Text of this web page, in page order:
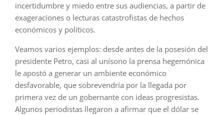
incertidumbre y miedo entre sus audiencias, a partir de
exageraciones o lecturas catastrofistas de hechos
económicos y políticos.
Veamos varios ejemplos: desde antes de la posesión del
presidente Petro, casi al unísono la prensa hegemónica
le apostó a generar un ambiente económico
desfavorable, que sobrevendría por la llegada por
primera vez de un gobernante con ideas progresistas.
Algunos periodistas llegaron a afirmar que el dólar se